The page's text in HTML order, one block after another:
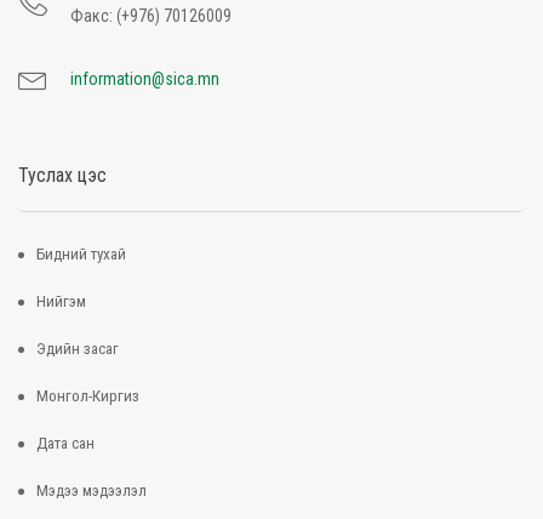
Факс: (+976) 70126009
information@sica.mn
Туслах цэс
Бидний тухай
Нийгэм
Эдийн засаг
Монгол-Киргиз
Дата сан
Мэдээ мэдээлэл